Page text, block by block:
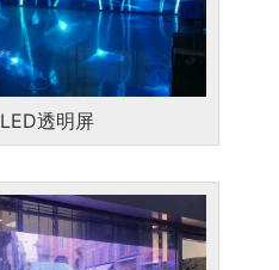
LED透明屏